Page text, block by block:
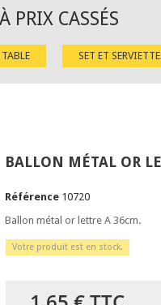
PRIX CASSÉS
SET ET
BALLON MÉTAL OR
Référence 10720
Ballon métal or lettre A 36cm.
Votre produit est en stock.